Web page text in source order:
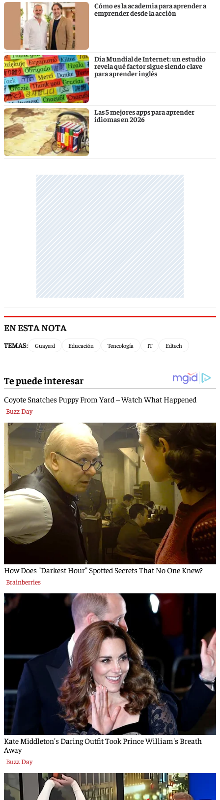
Cómo es la academia para aprender a
emprender desde la acción
Día Mundial de Internet: un estudio
revela qué factor sigue siendo clave
para aprender inglés
Las 5 mejores apps para aprender
idiomas en 2026
EN ESTA NOTA
TEMAS: Guayerd Educación Tencología IT Edtech